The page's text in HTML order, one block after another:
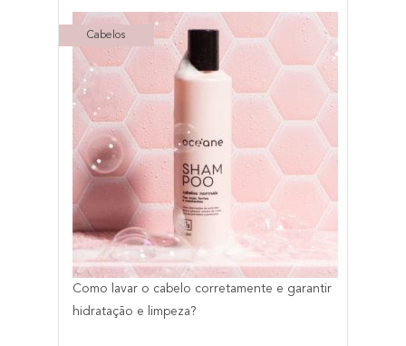
Cabelos
Como lavar o cabelo corretamente e garantir
hidratação e limpeza?